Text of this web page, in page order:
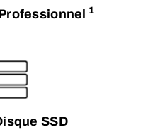
1
SSD